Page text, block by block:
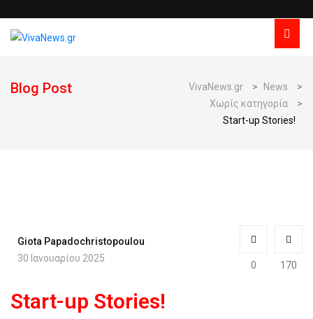
Blog Post VivaNews.gr > News
>
Χωρίς κατηγορία
>
Start-up Stories!
Giota Papadochristopoulou
30 Ιανουαρίου 2025
0 170
Start-up Stories!